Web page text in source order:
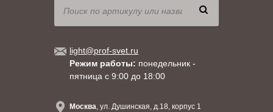
light@prof-svet.ru
Режим работы: понедельник -
пятница с 9:00 до 18:00
Москва, ул. Душинская, д.18, корпус 1